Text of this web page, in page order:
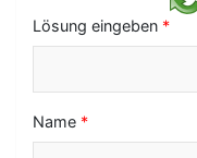
o
n
Lösung eingeben *
Name *